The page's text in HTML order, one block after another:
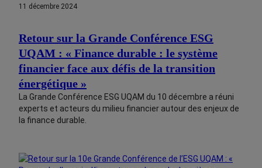
11 décembre 2024
Retour sur la Grande Conférence ESG
UQAM : « Finance durable : le système
financier face aux défis de la transition
énergétique »
La Grande Conférence ESG UQAM du 10 décembre a réuni
experts et acteurs du milieu financier autour des enjeux de
la finance durable.